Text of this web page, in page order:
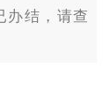
办结，请查